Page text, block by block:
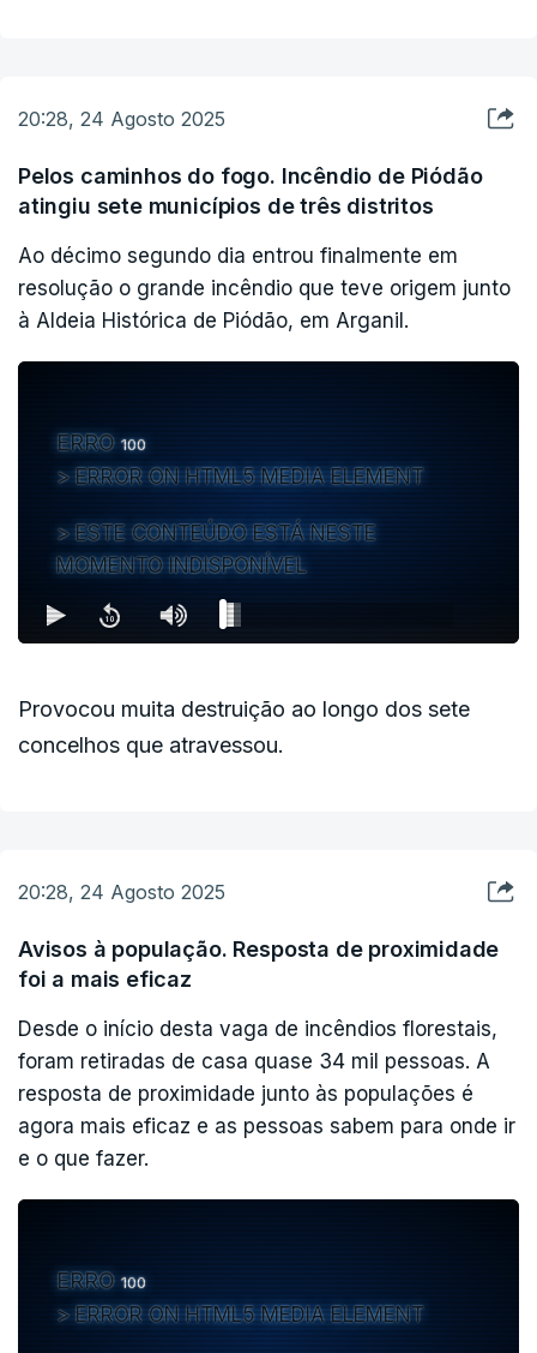
No que respeita à globalidade das medidas anunciadas, disse
"Espero que o Governo seja muito atento para que a
pessoas cheguem rapidamente", acrescentou.
20:28, 24 Agosto 2025
Pelos caminhos do fogo. Incêndio de Piódão
atingiu sete municípios de três distritos
Ao décimo segundo dia entrou finalmente em
resolução o grande incêndio que teve origem junto
à Aldeia Histórica de Piódão, em Arganil.
ERRO100
ERROR ON HTML5 MEDIA ELEMENT
ESTE CONTEÚDO ESTÁ NESTE
MOMENTO INDISPONÍVEL
Provocou muita destruição ao longo dos sete
concelhos que atravessou.
20:28, 24 Agosto 2025
Avisos à população. Resposta de proximidade
foi a mais eficaz
Desde o início desta vaga de incêndios florestais,
foram retiradas de casa quase 34 mil pessoas. A
resposta de proximidade junto às populações é
agora mais eficaz e as pessoas sabem para onde ir
e o que fazer.
ERRO100
ERROR ON HTML5 MEDIA ELEMENT